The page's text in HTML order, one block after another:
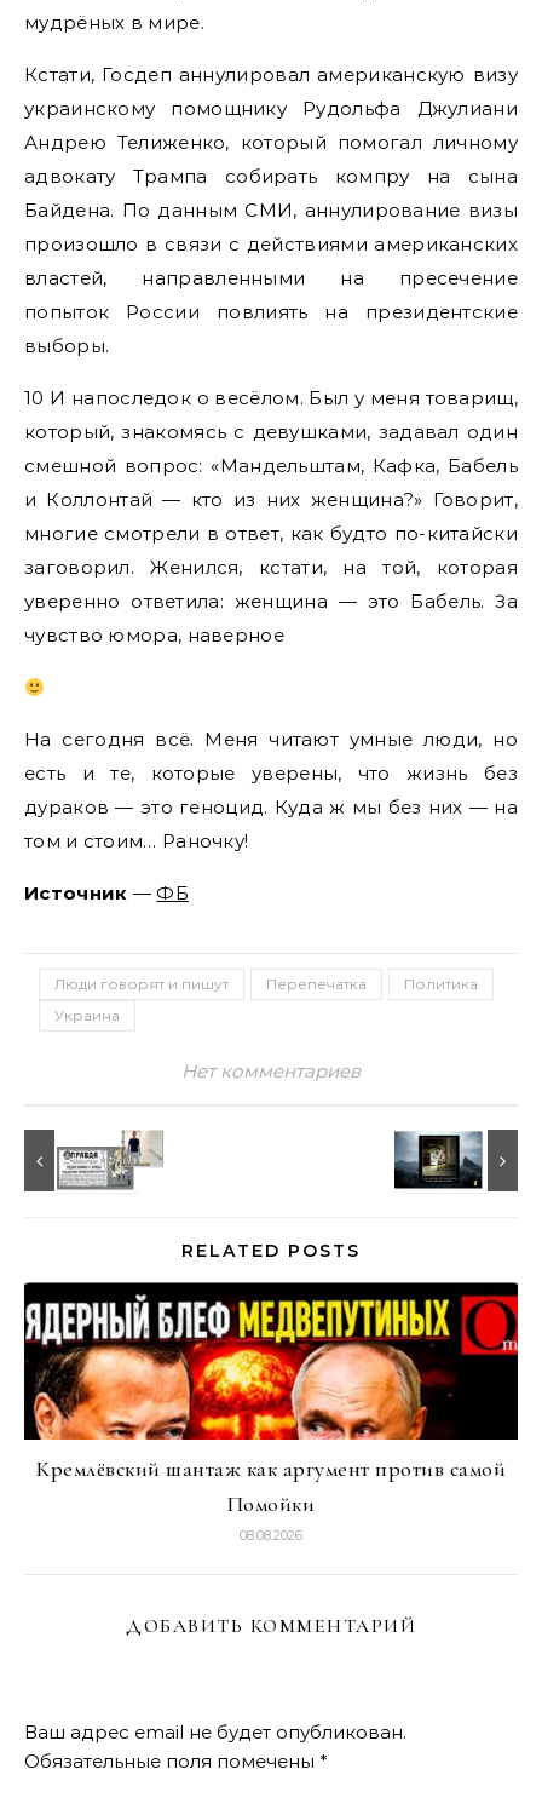
мудрёных в мире.
Кстати, Госдеп аннулировал американскую визу
украинскому помощнику Рудольфа Джулиани
Андрею Телиженко, который помогал личному
адвокату Трампа собирать компру на сына
Байдена. По данным СМИ, аннулирование визы
произошло в связи с действиями американских
властей, направленными на пресечение
попыток России повлиять на президентские
выборы.
10 И напоследок о весёлом. Был у меня товарищ,
который, знакомясь с девушками, задавал один
смешной вопрос: «Мандельштам, Кафка, Бабель
и Коллонтай — кто из них женщина?» Говорит,
многие смотрели в ответ, как будто по-китайски
заговорил. Женился, кстати, на той, которая
уверенно ответила: женщина — это Бабель. За
чувство юмора, наверное
На сегодня всё. Меня читают умные люди, но
есть и те, которые уверены, что жизнь без
дураков — это геноцид. Куда ж мы без них — на
том и стоим… Раночку!
Источник — ФБ
Люди говорят и пишут Перепечатка
Политика
Украина
Нет комментариев
RELATED POSTS
Кремлёвский шантаж как аргумент против самой
Помойки
08.08.2026
ДОБАВИТЬ КОММЕНТАРИЙ
Ваш адрес email не будет опубликован.
Обязательные поля помечены *